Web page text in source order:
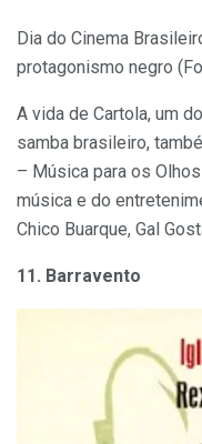
Dia do Cinema
protagonismo negro
A vida de Cartola, um
samba brasileiro,
– Música para os
música e do
Chico Buarque, Gal
11. Barravento